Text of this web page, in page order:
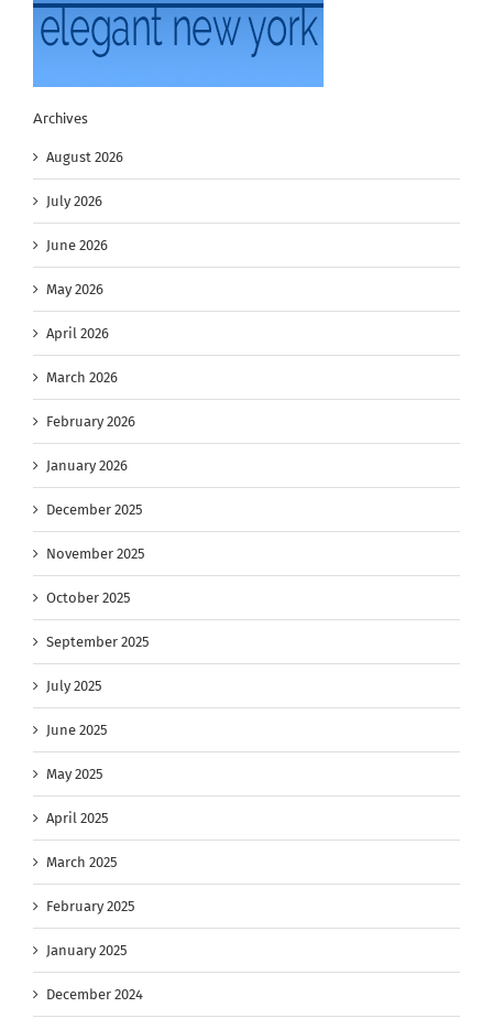
Archives
August 2026
July 2026
June 2026
May 2026
April 2026
March 2026
February 2026
January 2026
December 2025
November 2025
October 2025
September 2025
July 2025
June 2025
May 2025
April 2025
March 2025
February 2025
January 2025
December 2024